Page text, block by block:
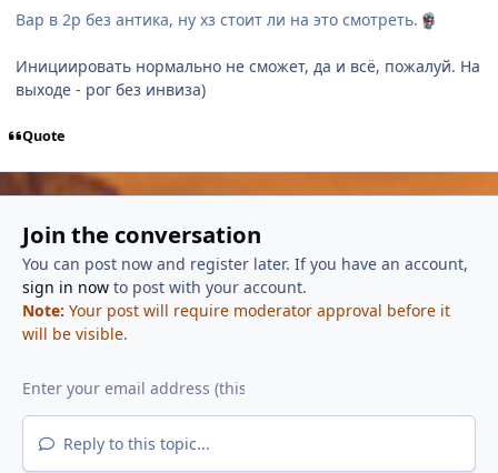
Вар в 2р без антика, ну хз стоит ли на это смотреть.
Инициировать нормально не сможет, да и всë, пожалуй. На
выходе - рог без инвиза)
Quote
Join the conversation
You can post now and register later. If you have an account,
sign in nowto post with your account.
Note: Your post will require moderator approval before it
will be visible.
Reply to this topic...